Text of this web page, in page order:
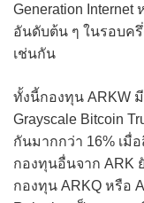
Generation
อันดับต้น ๆ ในรอบค
เช่นกัน
ทั้งนี้กองทุน ARKW
Grayscale Bitcoin
กันมากกว่า 16% เมื่
กองทุนอื่นจาก ARK
กองทุน ARKQ หรือ